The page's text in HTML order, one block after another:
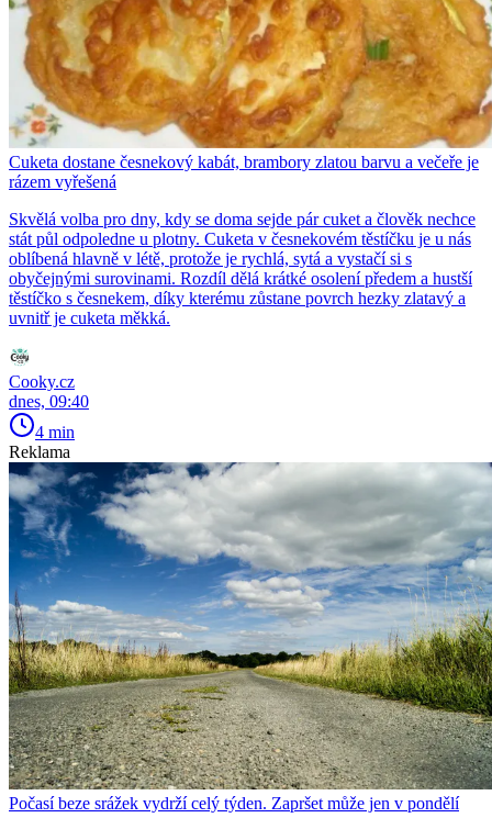
Cuketa dostane česnekový kabát, brambory zlatou barvu a večeře je
rázem vyřešená
Skvělá volba pro dny, kdy se doma sejde pár cuket a člověk nechce
stát půl odpoledne u plotny. Cuketa v česnekovém těstíčku je u nás
oblíbená hlavně v létě, protože je rychlá, sytá a vystačí si s
obyčejnými surovinami. Rozdíl dělá krátké osolení předem a hustší
těstíčko s česnekem, díky kterému zůstane povrch hezky zlatavý a
uvnitř je cuketa měkká.
Cooky.cz
dnes, 09:40
4 min
Reklama
Počasí beze srážek vydrží celý týden. Zapršet může jen v pondělí